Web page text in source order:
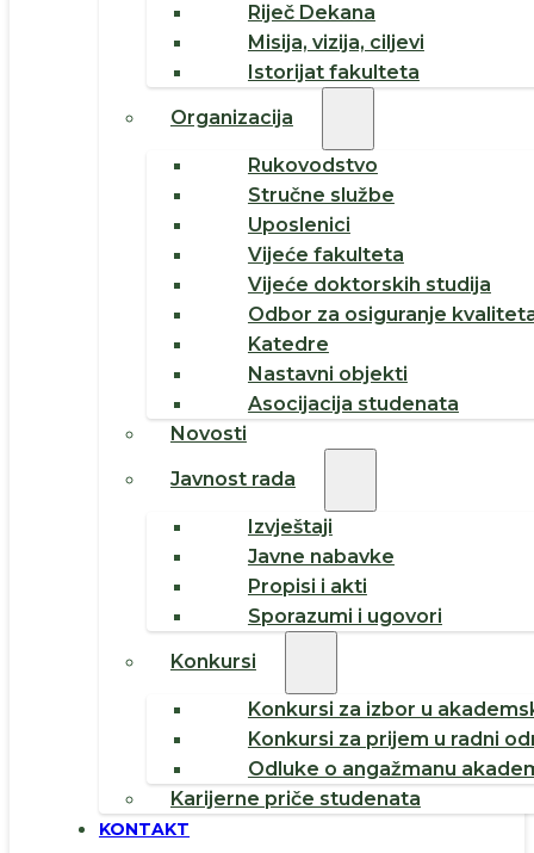
Riječ Dekana
Misija, vizija, ciljevi
Istorijat fakulteta
Organizacija
Rukovodstvo
Stručne službe
Uposlenici
Vijeće fakulteta
Vijeće doktorskih studija
Odbor za osiguranje
Katedre
Nastavni objekti
Asocijacija studenata
Novosti
Javnost rada
Izvještaji
Javne nabavke
Propisi i akti
Sporazumi i ugovori
Konkursi
Konkursi za izbor u
Konkursi za prijem u radni
Odluke o angažmanu
Karijerne priče studenata
KONTAKT